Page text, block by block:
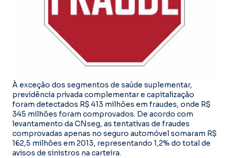
À exceção dos segmentos de saúde suplementar,
previdência privada complementar e capitalização
foram detectados R$ 413 milhões em fraudes, onde R$
345 milhões foram comprovados. De acordo com
levantamento da CNseg, as tentativas de fraudes
comprovadas apenas no seguro automóvel somaram R$
162,5 milhões em 2013, representando 1,2% do total de
avisos de sinistros na carteira.